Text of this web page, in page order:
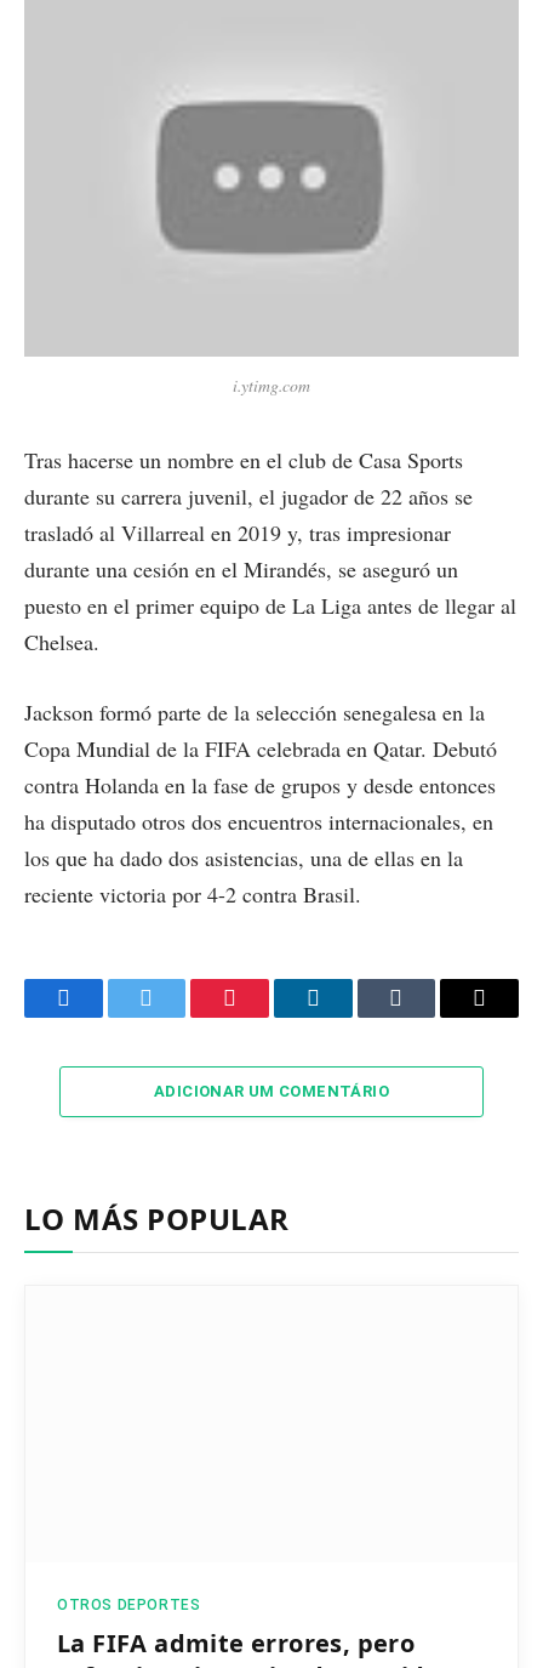
i.ytimg.com
Tras hacerse un nombre en el club de Casa Sports
durante su carrera juvenil, el jugador de 22 años se
trasladó al Villarreal en 2019 y, tras impresionar
durante una cesión en el Mirandés, se aseguró un
puesto en el primer equipo de La Liga antes de llegar al
Chelsea.
Jackson formó parte de la selección senegalesa en la
Copa Mundial de la FIFA celebrada en Qatar. Debutó
contra Holanda en la fase de grupos y desde entonces
ha disputado otros dos encuentros internacionales, en
los que ha dado dos asistencias, una de ellas en la
reciente victoria por 4-2 contra Brasil.
FacebookTwitter Pinterest LinkedInTumblr Email
ADICIONAR UM COMENTÁRIO
LO MÁS POPULAR
OTROS DEPORTES
La FIFA admite errores, pero